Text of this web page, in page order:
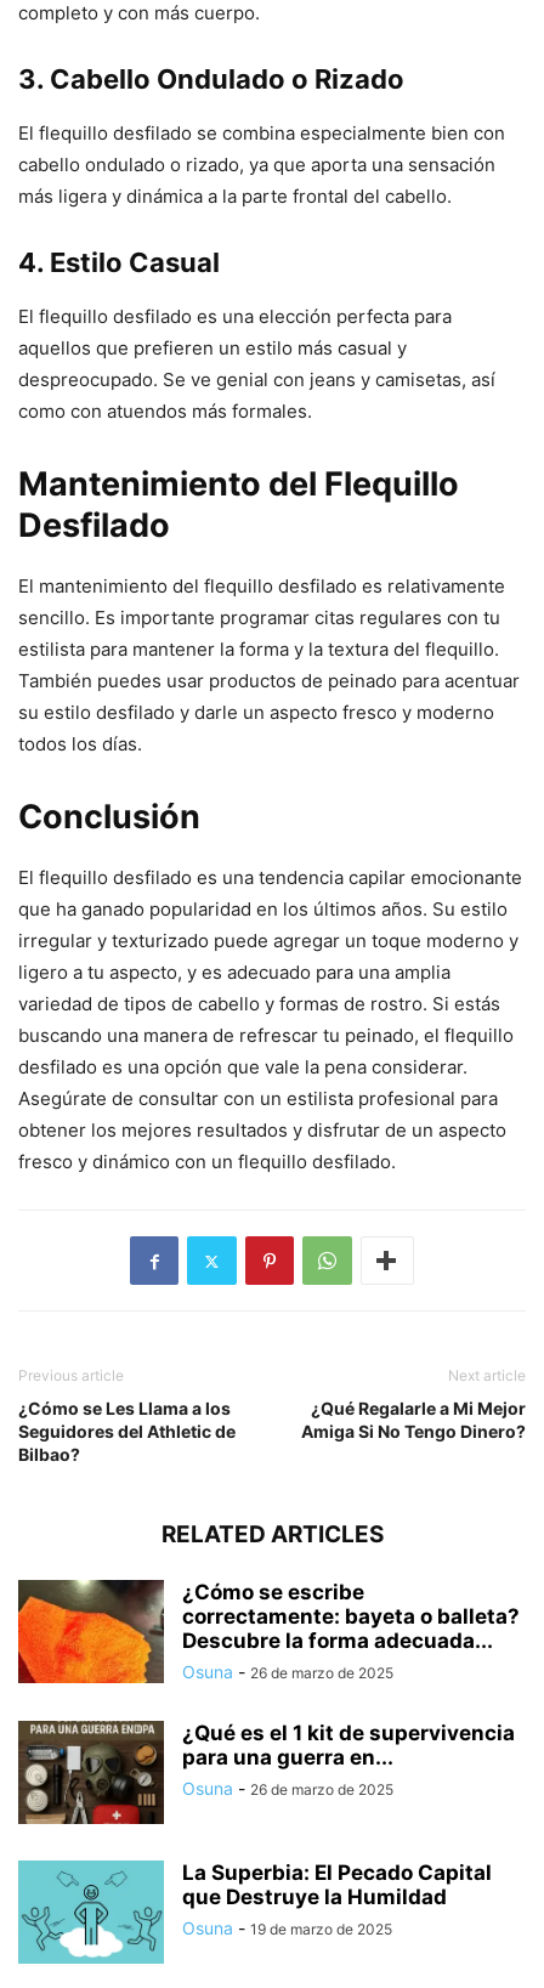
completo y con más cuerpo.
3. Cabello Ondulado o Rizado
El flequillo desfilado se combina especialmente bien con
cabello ondulado o rizado, ya que aporta una sensación
más ligera y dinámica a la parte frontal del cabello.
4. Estilo Casual
El flequillo desfilado es una elección perfecta para
aquellos que prefieren un estilo más casual y
despreocupado. Se ve genial con jeans y camisetas, así
como con atuendos más formales.
Mantenimiento del Flequillo
Desfilado
El mantenimiento del flequillo desfilado es relativamente
sencillo. Es importante programar citas regulares con tu
estilista para mantener la forma y la textura del flequillo.
También puedes usar productos de peinado para acentuar
su estilo desfilado y darle un aspecto fresco y moderno
todos los días.
Conclusión
El flequillo desfilado es una tendencia capilar emocionante
que ha ganado popularidad en los últimos años. Su estilo
irregular y texturizado puede agregar un toque moderno y
ligero a tu aspecto, y es adecuado para una amplia
variedad de tipos de cabello y formas de rostro. Si estás
buscando una manera de refrescar tu peinado, el flequillo
desfilado es una opción que vale la pena considerar.
Asegúrate de consultar con un estilista profesional para
obtener los mejores resultados y disfrutar de un aspecto
fresco y dinámico con un flequillo desfilado.
Previous article
¿Cómo se Les Llama a los
Seguidores del Athletic de
Bilbao?
Next article
¿Qué Regalarle a Mi Mejor
Amiga Si No Tengo Dinero?
RELATED ARTICLES
¿Cómo se escribe
correctamente: bayeta o balleta?
Descubre la forma adecuada...
Osuna - 26 de marzo de 2025
¿Qué es el 1 kit de supervivencia
para una guerra en...
Osuna - 26 de marzo de 2025
La Superbia: El Pecado Capital
que Destruye la Humildad
Osuna - 19 de marzo de 2025